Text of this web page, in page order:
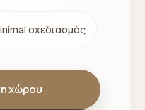
σχεδιασμός
χώρου